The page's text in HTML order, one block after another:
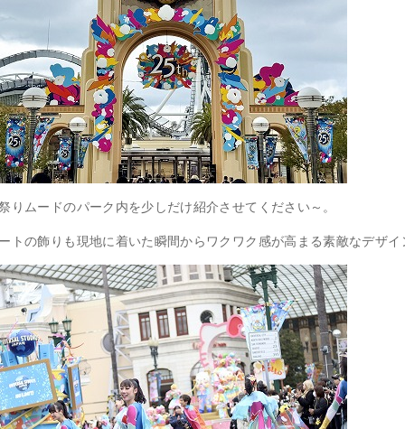
りムードのパーク内を少しだけ紹介させてください～。
トの飾りも現地に着いた瞬間からワクワク感が高まる素敵なデザイ